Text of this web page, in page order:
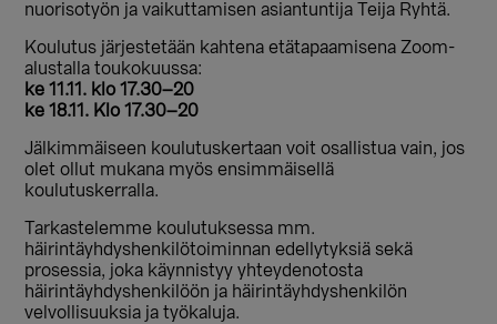
nuorisotyön ja vaikuttamisen asiantuntija Teija Ryhtä.
Koulutus järjestetään kahtena etätapaamisena Zoom-
alustalla toukokuussa:
ke 11.11. klo 17.30–20
ke 18.11. Klo 17.30–20
Jälkimmäiseen koulutuskertaan voit osallistua vain, jos
olet ollut mukana myös ensimmäisellä
koulutuskerralla.
Tarkastelemme koulutuksessa mm.
häirintäyhdyshenkilötoiminnan edellytyksiä sekä
prosessia, joka käynnistyy yhteydenotosta
häirintäyhdyshenkilöön ja häirintäyhdyshenkilön
velvollisuuksia ja työkaluja.